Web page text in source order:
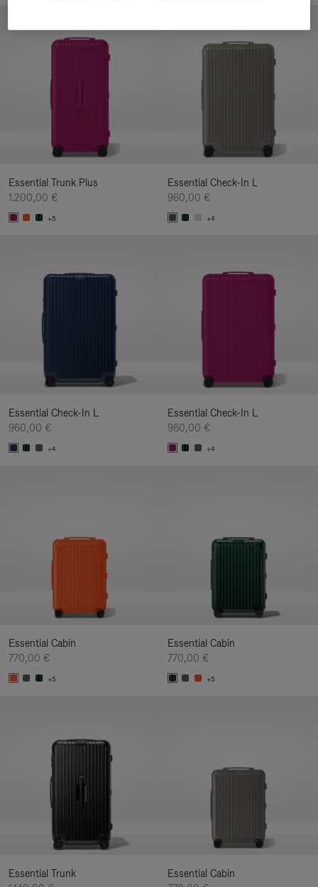
Essential Trunk Plus
1.200,00 €
+5
Essential Check-In L
960,00 €
+4
Essential Check-In L
960,00 €
+4
Essential Check-In L
960,00 €
+4
Essential Cabin
770,00 €
+5
Essential Cabin
770,00 €
+5
Essential Trunk
Essential Cabin